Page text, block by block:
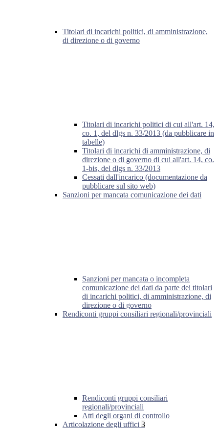
Titolari di incarichi politici, di amministrazione,
di direzione o di governo
Titolari di incarichi politici di cui all'art. 14,
co. 1, del dlgs n. 33/2013 (da pubblicare in
tabelle)
Titolari di incarichi di amministrazione, di
direzione o di governo di cui all'art. 14, co.
1-bis, del dlgs n. 33/2013
Cessati dall'incarico (documentazione da
pubblicare sul sito web)
Sanzioni per mancata comunicazione dei dati
Sanzioni per mancata o incompleta
comunicazione dei dati da parte dei titolari
di incarichi politici, di amministrazione, di
direzione o di governo
Rendiconti gruppi consiliari regionali/provinciali
Rendiconti gruppi consiliari
regionali/provinciali
Atti degli organi di controllo
Articolazione degli uffici 3